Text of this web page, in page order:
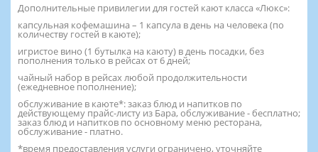
Дополнительные привилегии для гостей кают класса «Люкс»:
капсульная кофемашина – 1 капсула в день на человека (по
количеству гостей в каюте);
игристое вино (1 бутылка на каюту) в день посадки, без
пополнения только в рейсах от 6 дней;
чайный набор в рейсах любой продолжительности
(ежедневное пополнение);
обслуживание в каюте*: заказ блюд и напитков по
действующему прайс-листу из Бара, обслуживание - бесплатно;
заказ блюд и напитков по основному меню ресторана,
обслуживание - платно.
*время предоставления услуги ограничено, уточняйте